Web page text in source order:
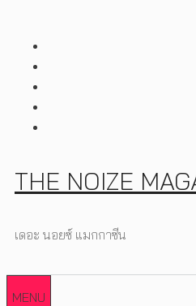
THE NOIZE
เดอะ นอยซ์ แมกกาซีน
MENU